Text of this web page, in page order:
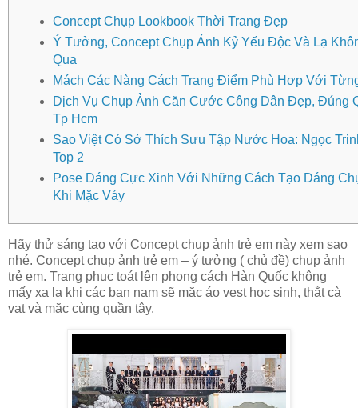
Concept Chụp Lookbook Thời Trang Đẹp
Ý Tưởng, Concept Chụp Ảnh Kỷ Yếu Độc Và Lạ
Qua
Mách Các Nàng Cách Trang Điểm Phù Hợp Với
Dịch Vụ Chụp Ảnh Căn Cước Công Dân Đẹp, Đúng
Tp Hcm
Sao Việt Có Sở Thích Sưu Tập Nước Hoa: Ngọc
Top 2
Pose Dáng Cực Xinh Với Những Cách Tạo Dáng
Khi Mặc Váy
Hãy thử sáng tạo với Concept chụp ảnh trẻ em này xem sao
nhé. Concept chụp ảnh trẻ em – ý tưởng ( chủ đề) chụp ảnh
trẻ em. Trang phục toát lên phong cách Hàn Quốc không
mấy xa lạ khi các bạn nam sẽ mặc áo vest học sinh, thắt cà
vạt và mặc cùng quần tây.